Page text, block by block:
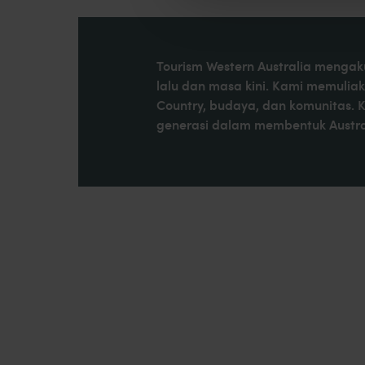
Tourism Western Australia
lalu dan masa kini. Kami
Country, budaya, dan komunitas.
generasi dalam membentuk